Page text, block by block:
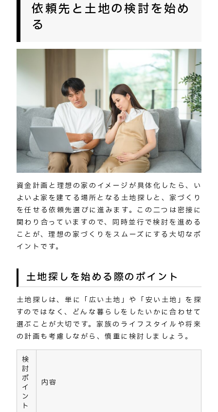
依頼先と土地の検討を始め
る
資金計画と理想の家のイメージが具体化したら、い
よいよ家を建てる場所となる土地探しと、家づくり
を任せる依頼先選びに進みます。この二つは密接に
関わり合っていますので、同時並行で検討を進める
ことが、理想の家づくりをスムーズにする大切なポ
イントです。
土地探しを始める際のポイント
土地探しは、単に「広い土地」や「安い土地」を探
すのではなく、どんな暮らしをしたいかに合わせて
選ぶことが大切です。家族のライフスタイルや将来
の計画も考慮しながら、慎重に検討しましょう。
検
討
ポ
イ
ン
ト
内容